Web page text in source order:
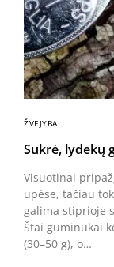
ŽVEJYBA
Sukrė, lydekų
Visuotinai
upėse, tačiau
galima stiprioje
Štai guminukai
(30–50 g), o…